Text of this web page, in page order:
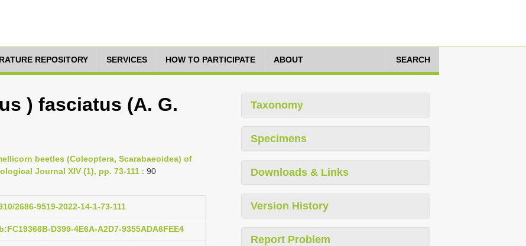
REPOSITORY SERVICES HOW TO PARTICIPATE ABOUT SEARCH
) fasciatus (A. G.
beetles (Coleoptera, Scarabaeoidea) of
Journal XIV (1), pp. 73-111 : 90
2686-9519-2022-14-1-73-111
D399-4E6A-A2D7-9355ADA6FEE4
Taxonomy
Specimens
Downloads & Links
Version History
Report Problem